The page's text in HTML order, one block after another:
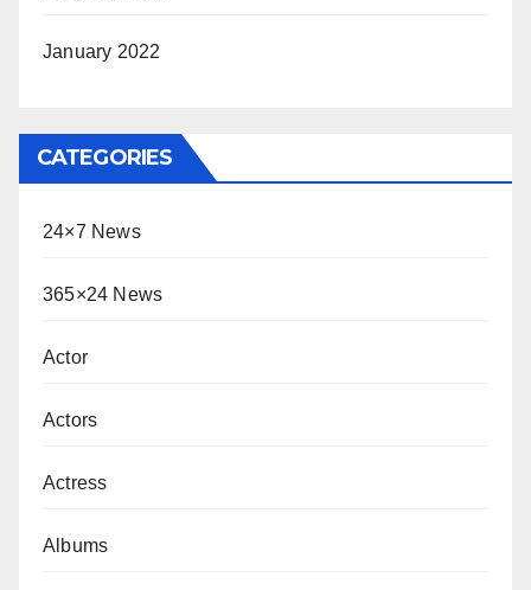
January 2022
CATEGORIES
24×7 News
365×24 News
Actor
Actors
Actress
Albums